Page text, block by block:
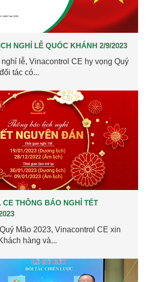
NGHỈ LỄ QUỐC KHÁNH 2/9/2023
lễ, Vinacontrol CE hy vọng Quý
tác có...
CE THÔNG BÁO NGHỈ TẾT
Mão 2023, Vinacontrol CE xin
hàng và...